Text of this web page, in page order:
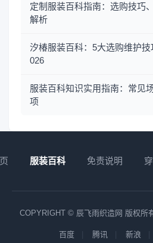
定制服装百科指南：选购技巧
解析
汐椿服装百科：5大选购维护
026
服装百科知识实用指南：常见
项
服装百科 免责说明
COPYRIGHT © 辰飞雨织造网 版权所
百度 腾讯 新浪